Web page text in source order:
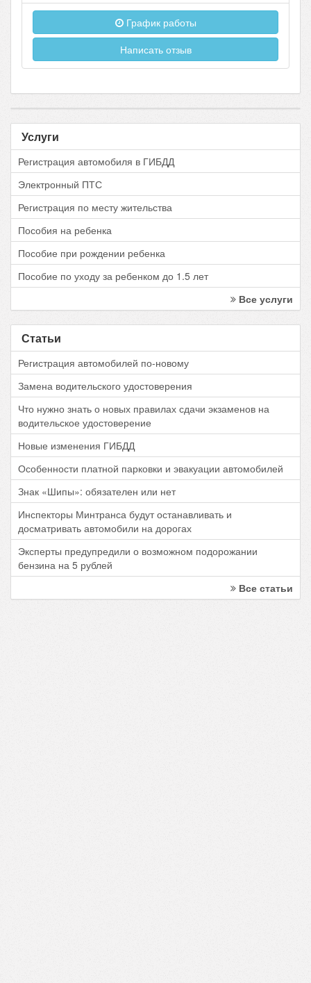
График работы
Написать отзыв
Услуги
Регистрация автомобиля в ГИБДД
Электронный ПТС
Регистрация по месту жительства
Пособия на ребенка
Пособие при рождении ребенка
Пособие по уходу за ребенком до 1.5 лет
Все услуги
Статьи
Регистрация автомобилей по-новому
Замена водительского удостоверения
Что нужно знать о новых правилах сдачи экзаменов на
водительское удостоверение
Новые изменения ГИБДД
Особенности платной парковки и эвакуации автомобилей
Знак «Шипы»: обязателен или нет
Инспекторы Минтранса будут останавливать и
досматривать автомобили на дорогах
Эксперты предупредили о возможном подорожании
бензина на 5 рублей
Все статьи